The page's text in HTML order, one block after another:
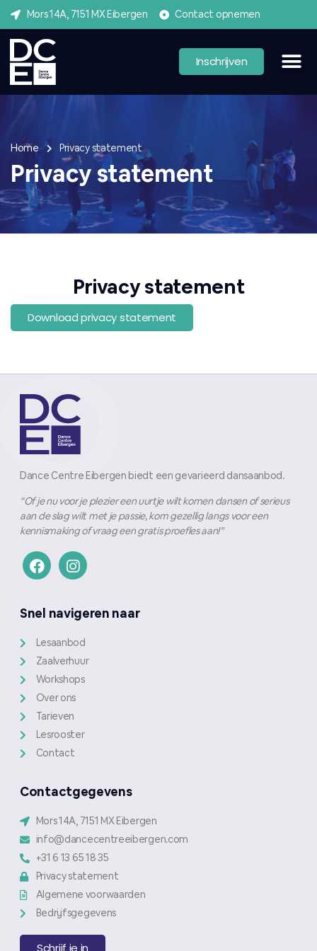
Mors 14A, 7151 MX Eibergen Contact opnemen
Inschrijven
Home Privacy statement
Privacy statement
Privacy statement
Download privacy statement
Dance Centre Eibergen biedt een gevarieerd dansaanbod.
“Of je nu voor je plezier een uurtje wilt komen dansen of serieus
aan de slag wilt met je passie, kom gezellig langs voor een
kennismaking of vraag een gratis proefles aan!”
Snel navigeren naar
Lesaanbod
Zaalverhuur
Workshops
Over ons
Tarieven
Lesrooster
Contact
Contactgegevens
Mors 14A, 7151 MX Eibergen
info@dancecentreeibergen.com
+31 6 13 65 18 35
Privacy statement
Algemene voorwaarden
Bedrijfsgegevens